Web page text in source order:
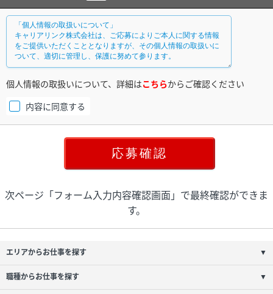
個人情報の取扱いについて、詳細はこちらからご確認ください
内容に同意する
次ページ「フォーム入力内容確認画面」で最終確認ができま
す。
エリアからお仕事を探す ▼
職種からお仕事を探す ▼